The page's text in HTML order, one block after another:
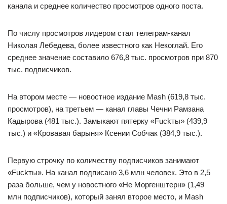
канала и среднее количество просмотров одного поста.
По числу просмотров лидером стал телеграм-канал
Николая Лебедева, более известного как Некоглай. Его
среднее значение составило 676,8 тыс. просмотров при 870
тыс. подписчиков.
На втором месте — новостное издание Mash (619,8 тыс.
просмотров), на третьем — канал главы Чечни Рамзана
Кадырова (481 тыс.). Замыкают пятерку «Fuckты» (439,9
тыс.) и «Кровавая барыня» Ксении Собчак (384,9 тыс.).
Первую строчку по количеству подписчиков занимают
«Fuckты». На канал подписано 3,6 млн человек. Это в 2,5
раза больше, чем у новостного «Не Моргенштерн» (1,49
млн подписчиков), который занял второе место, и Mash